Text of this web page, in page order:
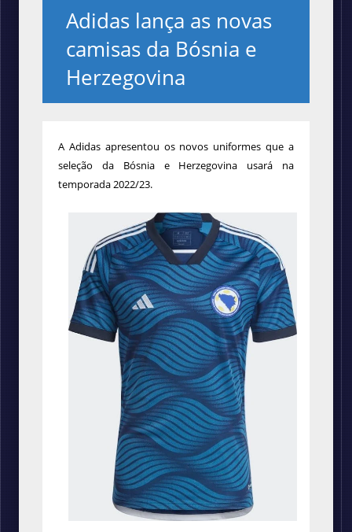
Adidas lança as novas
camisas da Bósnia e
Herzegovina
A Adidas apresentou os novos uniformes que a
seleção da Bósnia e Herzegovina usará na
temporada 2022/23.